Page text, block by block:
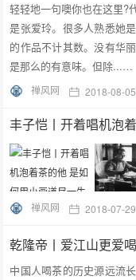
轻轻地一句噢你也在这里?
是张爱玲。很多人熟悉她
的作品不计其数。没有华
是那么的有意味。但除...…
禅风网 2018-08-
禅风网 2018-07-
乾隆帝丨爱江山更爱
中国人喝茶的历史源远流